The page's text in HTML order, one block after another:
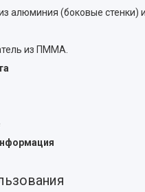
алюминия (боковые
из ПММА.